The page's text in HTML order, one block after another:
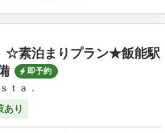
☆素泊まりプラン★飯能駅
即予約
ｔａ．
あり